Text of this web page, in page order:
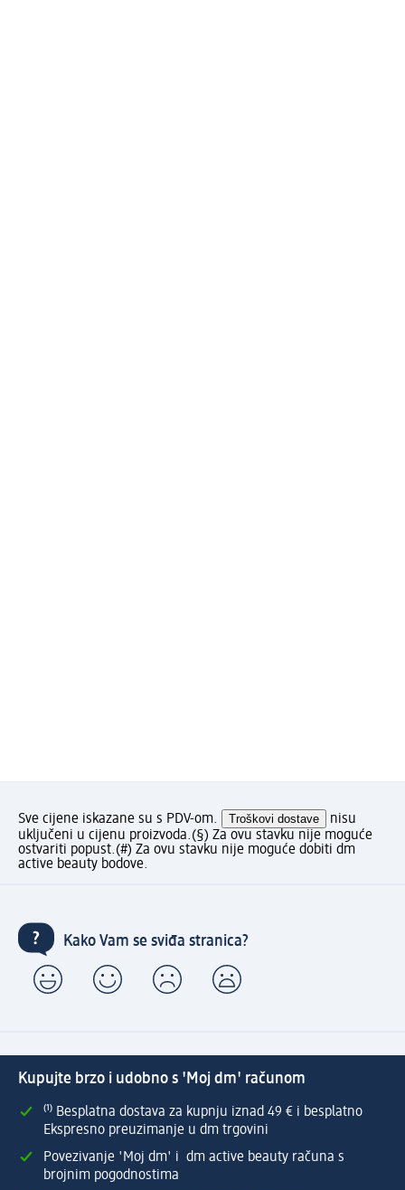
Sve cijene iskazane su s PDV-om. Troškovi dostave
nisu
uključeni u cijenu proizvoda.(§) Za ovu stavku nije moguće
ostvariti popust.(#) Za ovu stavku nije moguće dobiti dm
active beauty bodove.
Kako Vam se sviđa stranica?
Kupujte brzo i udobno s 'Moj dm' računom
⁽¹⁾ Besplatna dostava za kupnju iznad 49 € i besplatno
Ekspresno preuzimanje u dm trgovini
Povezivanje 'Moj dm' i dm active beauty računa s
brojnim pogodnostima